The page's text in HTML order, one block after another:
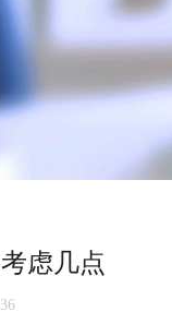
虑几点
36